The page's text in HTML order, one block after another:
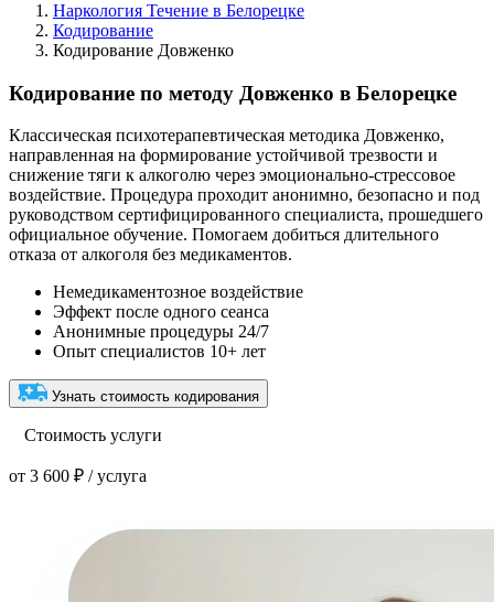
Наркология Течение в Белорецке
Кодирование
Кодирование Довженко
Кодирование по методу Довженко в Белорецке
Классическая психотерапевтическая методика Довженко,
направленная на формирование устойчивой трезвости и
снижение тяги к алкоголю через эмоционально-стрессовое
воздействие. Процедура проходит анонимно, безопасно и под
руководством сертифицированного специалиста, прошедшего
официальное обучение. Помогаем добиться длительного
отказа от алкоголя без медикаментов.
Немедикаментозное воздействие
Эффект после одного сеанса
Анонимные процедуры 24/7
Опыт специалистов 10+ лет
Узнать стоимость кодирования
Стоимость услуги
от 3 600 ₽ / услуга